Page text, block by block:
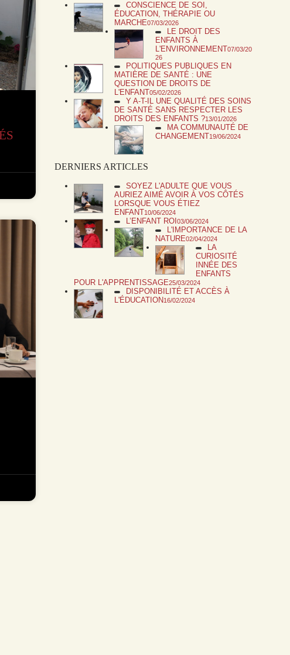
CONSCIENCE DE SOI,
ÉDUCATION, THÉRAPIE OU
MARCHE07/03/2026
LE DROIT DES
ENFANTS À
L'ENVIRONNEMENT07/03/20
26
POLITIQUES PUBLIQUES EN
MATIÈRE DE SANTÉ : UNE
QUESTION DE DROITS DE
L'ENFANT05/02/2026
Y A-T-IL UNE QUALITÉ DES SOINS
DE SANTÉ SANS RESPECTER LES
DROITS DES ENFANTS ?13/01/2026
MA COMMUNAUTÉ DE
CHANGEMENT19/06/2024
DERNIERS ARTICLES
SOYEZ L'ADULTE QUE VOUS
AURIEZ AIMÉ AVOIR À VOS CÔTÉS
LORSQUE VOUS ÉTIEZ
ENFANT10/06/2024
L’ENFANT ROI 03/06/2024
L'IMPORTANCE DE LA
NATURE02/04/2024
LA
CURIOSITÉ
INNÉE DES
ENFANTS
POUR L'APPRENTISSAGE25/03/2024
DISPONIBILITÉ ET ACCÈS À
L'ÉDUCATION16/02/2024